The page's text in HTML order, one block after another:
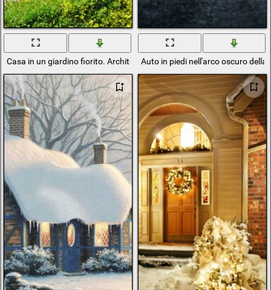
Casa in un giardino fiorito. ArchitetturaAuto in piedi nell'arco oscuro della